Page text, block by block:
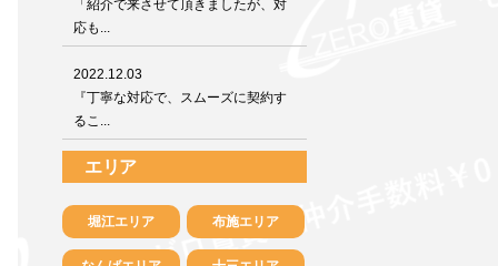
「紹介で来させて頂きましたが、対
応も...
2022.12.03
『丁寧な対応で、スムーズに契約す
るこ...
エリア
堀江エリア 布施エリア